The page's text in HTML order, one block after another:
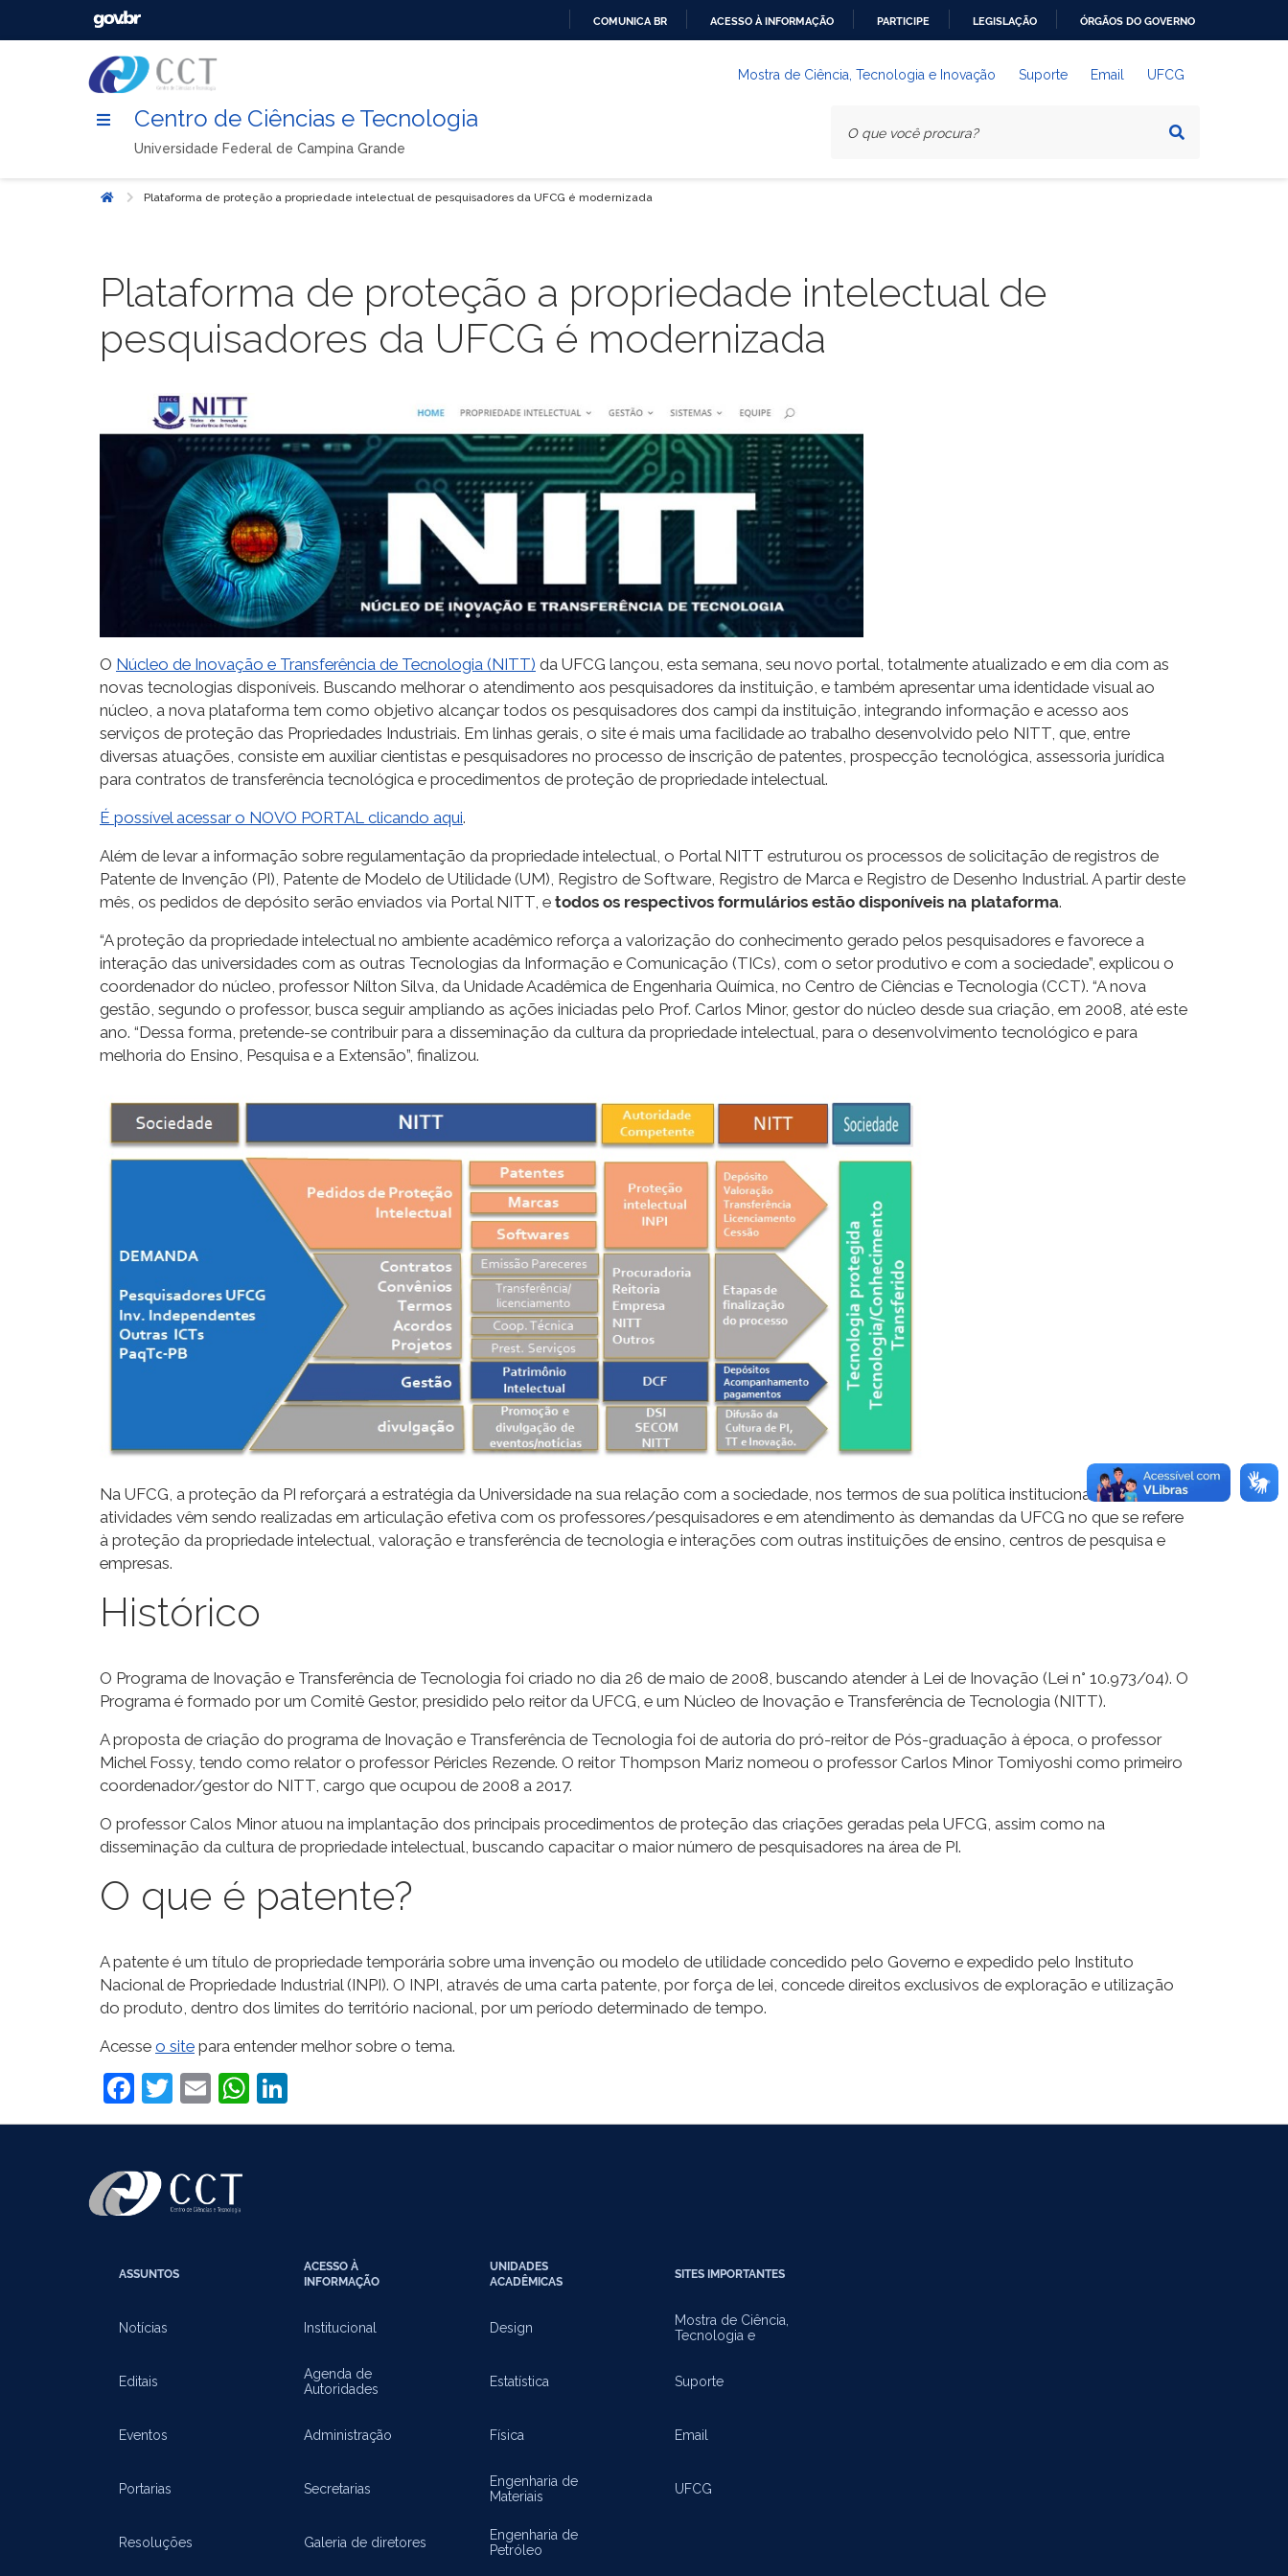
COMUNICA BR ACESSO À INFORMAÇÃO PARTICIPE LEGISLAÇÃO ÓRGÃOS DO GOVERNO
Mostra de Ciência, Tecnologia e Inovação Suporte Email UFCG
Centro de Ciências e Tecnologia
Universidade Federal de Campina Grande
Início Plataforma de proteção a propriedade intelectual de pesquisadores da UFCG é modernizada
Plataforma de proteção a propriedade intelectual de
pesquisadores da UFCG é modernizada
O Núcleo de Inovação e Transferência de Tecnologia (NITT) da UFCG lançou, esta semana, seu novo portal, totalmente atualizado e em dia com as
novas tecnologias disponíveis. Buscando melhorar o atendimento aos pesquisadores da instituição, e também apresentar uma identidade visual ao
núcleo, a nova plataforma tem como objetivo alcançar todos os pesquisadores dos campi da instituição, integrando informação e acesso aos
serviços de proteção das Propriedades Industriais. Em linhas gerais, o site é mais uma facilidade ao trabalho desenvolvido pelo NITT, que, entre
diversas atuações, consiste em auxiliar cientistas e pesquisadores no processo de inscrição de patentes, prospecção tecnológica, assessoria jurídica
para contratos de transferência tecnológica e procedimentos de proteção de propriedade intelectual.
É possível acessar o NOVO PORTAL clicando aqui.
Além de levar a informação sobre regulamentação da propriedade intelectual, o Portal NITT estruturou os processos de solicitação de registros de
Patente de Invenção (PI), Patente de Modelo de Utilidade (UM), Registro de Software, Registro de Marca e Registro de Desenho Industrial. A partir deste
mês, os pedidos de depósito serão enviados via Portal NITT, e todos os respectivos formulários estão disponíveis na plataforma.
“A proteção da propriedade intelectual no ambiente acadêmico reforça a valorização do conhecimento gerado pelos pesquisadores e favorece a
interação das universidades com as outras Tecnologias da Informação e Comunicação (TICs), com o setor produtivo e com a sociedade”, explicou o
coordenador do núcleo, professor Nílton Silva, da Unidade Acadêmica de Engenharia Química, no Centro de Ciências e Tecnologia (CCT). “A nova
gestão, segundo o professor, busca seguir ampliando as ações iniciadas pelo Prof. Carlos Minor, gestor do núcleo desde sua criação, em 2008, até este
ano. “Dessa forma, pretende-se contribuir para a disseminação da cultura da propriedade intelectual, para o desenvolvimento tecnológico e para
melhoria do Ensino, Pesquisa e a Extensão”, finalizou.
Na UFCG, a proteção da PI reforçará a estratégia da Universidade na sua relação com a sociedade, nos termos de sua política institucional. Diversas
atividades vêm sendo realizadas em articulação efetiva com os professores/pesquisadores e em atendimento às demandas da UFCG no que se refere
à proteção da propriedade intelectual, valoração e transferência de tecnologia e interações com outras instituições de ensino, centros de pesquisa e
empresas.
Histórico
O Programa de Inovação e Transferência de Tecnologia foi criado no dia 26 de maio de 2008, buscando atender à Lei de Inovação (Lei n° 10.973/04). O
Programa é formado por um Comitê Gestor, presidido pelo reitor da UFCG, e um Núcleo de Inovação e Transferência de Tecnologia (NITT).
A proposta de criação do programa de Inovação e Transferência de Tecnologia foi de autoria do pró-reitor de Pós-graduação à época, o professor
Michel Fossy, tendo como relator o professor Péricles Rezende. O reitor Thompson Mariz nomeou o professor Carlos Minor Tomiyoshi como primeiro
coordenador/gestor do NITT, cargo que ocupou de 2008 a 2017.
O professor Calos Minor atuou na implantação dos principais procedimentos de proteção das criações geradas pela UFCG, assim como na
disseminação da cultura de propriedade intelectual, buscando capacitar o maior número de pesquisadores na área de PI.
O que é patente?
A patente é um título de propriedade temporária sobre uma invenção ou modelo de utilidade concedido pelo Governo e expedido pelo Instituto
Nacional de Propriedade Industrial (INPI). O INPI, através de uma carta patente, por força de lei, concede direitos exclusivos de exploração e utilização
do produto, dentro dos limites do território nacional, por um período determinado de tempo.
Acesse o site para entender melhor sobre o tema.
Facebook
Twitter
EmailWhatsApp
ASSUNTOS
Notícias
Editais
Eventos
Portarias
Resoluções
ACESSO À
INFORMAÇÃO
Institucional
Agenda de
Autoridades
Administração
Secretarias
Galeria de diretores
UNIDADES
ACADÊMICAS
Design
Estatística
Física
Engenharia de
Materiais
Engenharia de
Petróleo
SITES IMPORTANTES
Mostra de Ciência,
Tecnologia e
Suporte
Email
UFCG